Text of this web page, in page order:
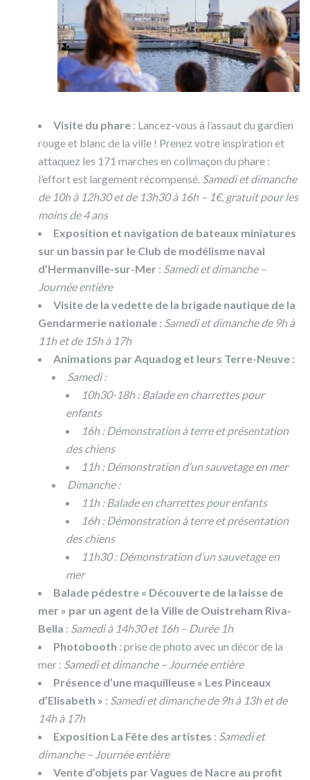
Visite du phare : Lancez-vous à l’assaut du gardien
rouge et blanc de la ville ! Prenez votre inspiration et
attaquez les 171 marches en colimaçon du phare :
l’effort est largement récompensé. Samedi et dimanche
de 10h à 12h30 et de 13h30 à 16h – 1€, gratuit pour les
moins de 4 ans
Exposition et navigation de bateaux miniatures
sur un bassin par le Club de modélisme naval
d’Hermanville-sur-Mer : Samedi et dimanche –
Journée entière
Visite de la vedette de la brigade nautique de la
Gendarmerie nationale : Samedi et dimanche de 9h à
11h et de 15h à 17h
Animations par Aquadog et leurs Terre-Neuve :
Samedi :
10h30-18h : Balade en charrettes pour
enfants
16h : Démonstration à terre et présentation
des chiens
11h : Démonstration d’un sauvetage en mer
Dimanche :
11h : Balade en charrettes pour enfants
16h : Démonstration à terre et présentation
des chiens
11h30 : Démonstration d’un sauvetage en
mer
Balade pédestre « Découverte de la laisse de
mer » par un agent de la Ville de Ouistreham Riva-
Bella : Samedi à 14h30 et 16h – Durée 1h
Photobooth : prise de photo avec un décor de la
mer : Samedi et dimanche – Journée entière
Présence d’une maquilleuse « Les Pinceaux
d’Elisabeth » : Samedi et dimanche de 9h à 13h et de
14h à 17h
Exposition La Fête des artistes : Samedi et
dimanche – Journée entière
Vente d’objets par Vagues de Nacre au profit